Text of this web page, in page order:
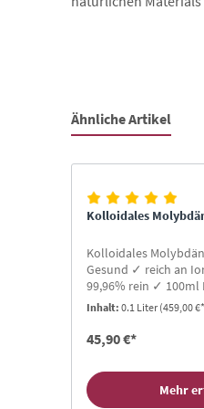
Ähnliche Artikel
Kolloidales
Kolloidales Molybdän von Alternativ
Gesund ✓ reich an
99,96% rein ✓
Protonenresonanz ✓
Neukunden ✓ TOP
Inhalt: 0.1 Liter (459,00
45,90 €*
Mehr